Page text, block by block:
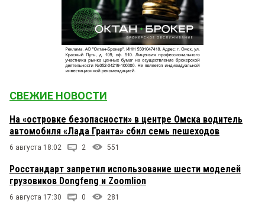
СВЕЖИЕ НОВОСТИ
На «островке безопасности» в центре Омска водитель
автомобиля «Лада Гранта» сбил семь пешеходов
6 августа 18:02 2 551
Росстандарт запретил использование шести моделей
грузовиков Dongfeng и Zoomlion
6 августа 17:30 0 281